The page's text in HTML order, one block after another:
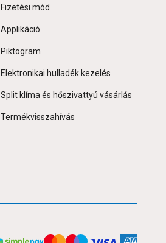
Fizetési mód
Applikáció
Piktogram
Elektronikai hulladék kezelés
Split klíma és hőszivattyú vásárlás
Termékvisszahívás